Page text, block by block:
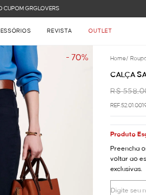
ACIMA DE R$ 899
REVISTA OUTLET
- 70% Home/
CALÇA
R$
Produto
Preencha
voltar ao
exclusivas.